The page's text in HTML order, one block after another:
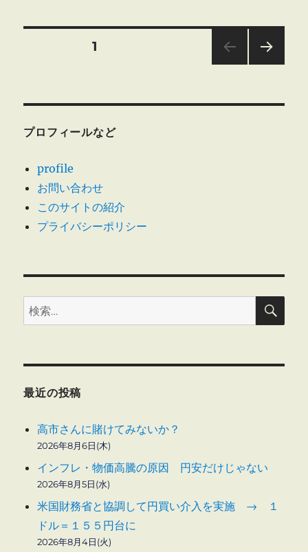
取
の
ー
ジ
り
固定ページ1
プロフィールなど
profile
お問い合わせ
このサイトの紹介
プライバシーポリシー
検
索:
検
最近の投稿
高市さんに賭けてみないか？
2026年8月6日(木)
インフレ・物価高騰の原因 円安だけじゃない
2026年8月5日(水)
米国財務省と協調して円買い介入を実施 → １
ドル＝１５５円台に
2026年8月4日(火)